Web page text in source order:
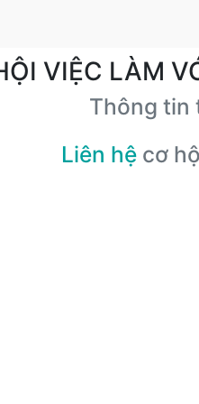
VIỆC LÀM
Thông tin
Liên hệ cơ